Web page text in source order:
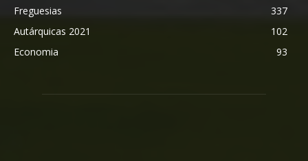
Freguesias
337
Autárquicas 2021
102
Economia
93